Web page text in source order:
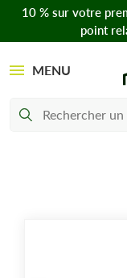
10 % sur votre
point
MENU